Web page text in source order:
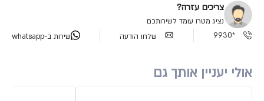
צריכים עזרה?
נציג מטרו עומד לשירותכם
*9930
שלחו הודעה שירות ב-whatsapp
אולי יעניין אותך גם